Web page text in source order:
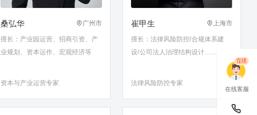
桑弘华 广州市
擅长：产业园运营、招商引资、产
业规划、资本运作、宏观经济等
资本与产业运营专家
崔甲生 上海市
擅长：法律风险防控/合规体系建
设/公司法人治理结构设计......
法律风险防控专家
在线客服